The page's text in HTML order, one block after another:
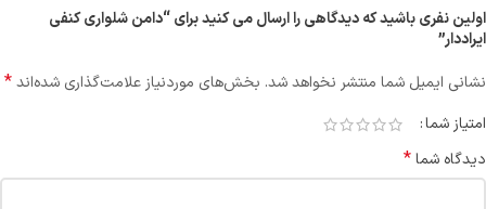
اولین نفری باشید که دیدگاهی را ارسال می کنید برای “دامن شلواری کنفی
ایراددار”
نشانی ایمیل شما منتشر نخواهد شد. بخش‌های موردنیاز علامت‌گذاری شده‌اند*
امتیاز شما
دیدگاه شما*